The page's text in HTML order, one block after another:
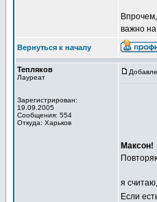
важно
Вернуться к началу
Тепляков
Лауреат
Зарегистрирован:
19.09.2005
Сообщения: 554
Откуда: Харьков
Максон!
я
Если